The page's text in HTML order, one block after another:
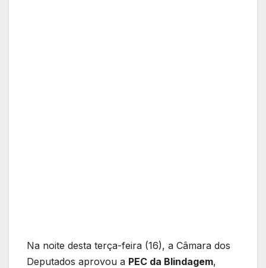
Na noite desta terça-feira (16), a Câmara dos
Deputados aprovou a PEC da Blindagem,